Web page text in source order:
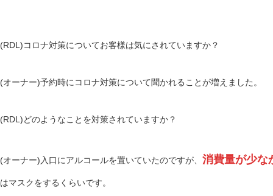
(RDL)コロナ対策についてお客様は気にされていますか？
(オーナー)予約時にコロナ対策について聞かれることが増えました。
(RDL)どのようなことを対策されていますか？
(オーナー)入口にアルコールを置いていたのですが、 消費量が少な
はマスクをするくらいです。